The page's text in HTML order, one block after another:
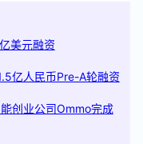
美元融资
亿人民币Pre-A轮融资
创业公司Ommo完成